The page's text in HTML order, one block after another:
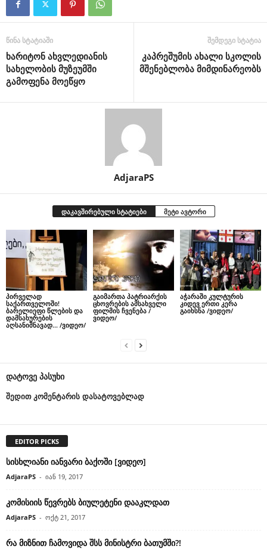
წინა სტატიაში
ხარიტონ ახვლედიანის
სახელობის მუზეუმში
გამოფენა მოეწყო
შემდეგი სტატია
კაპრეშუმის ახალი სკოლის
მშენებლობა მიმდინარეობს
AdjaraPS
დაკავშირებული სტატიები მეტი ავტორი
პირველად
საქართველოში!
ბარელიეფი წლების და
დამსახურების
აღსანიშნავად… /ვიდეო/
გაიმართა პატრიარქის
ცხოვრების ამსახველი
ფილმის ჩვენება /
ვიდეო/
აჭარაში კულტურის
კიდევ ერთი კერა
გაიხსნა /ვიდეო/
დატოვე პასუხი
შედით კომენტარის დასატოვებლად
EDITOR PICKS
სისხლიანი იანვარი ბაქოში [ვიდეო]
AdjaraPS - იან 19, 2017
კომისიის წევრებს ბიულეტენი დააკლდათ
AdjaraPS - ოქტ 21, 2017
რა მიზნით ჩამოვიდა შსს მინისტრი ბათუმში?!